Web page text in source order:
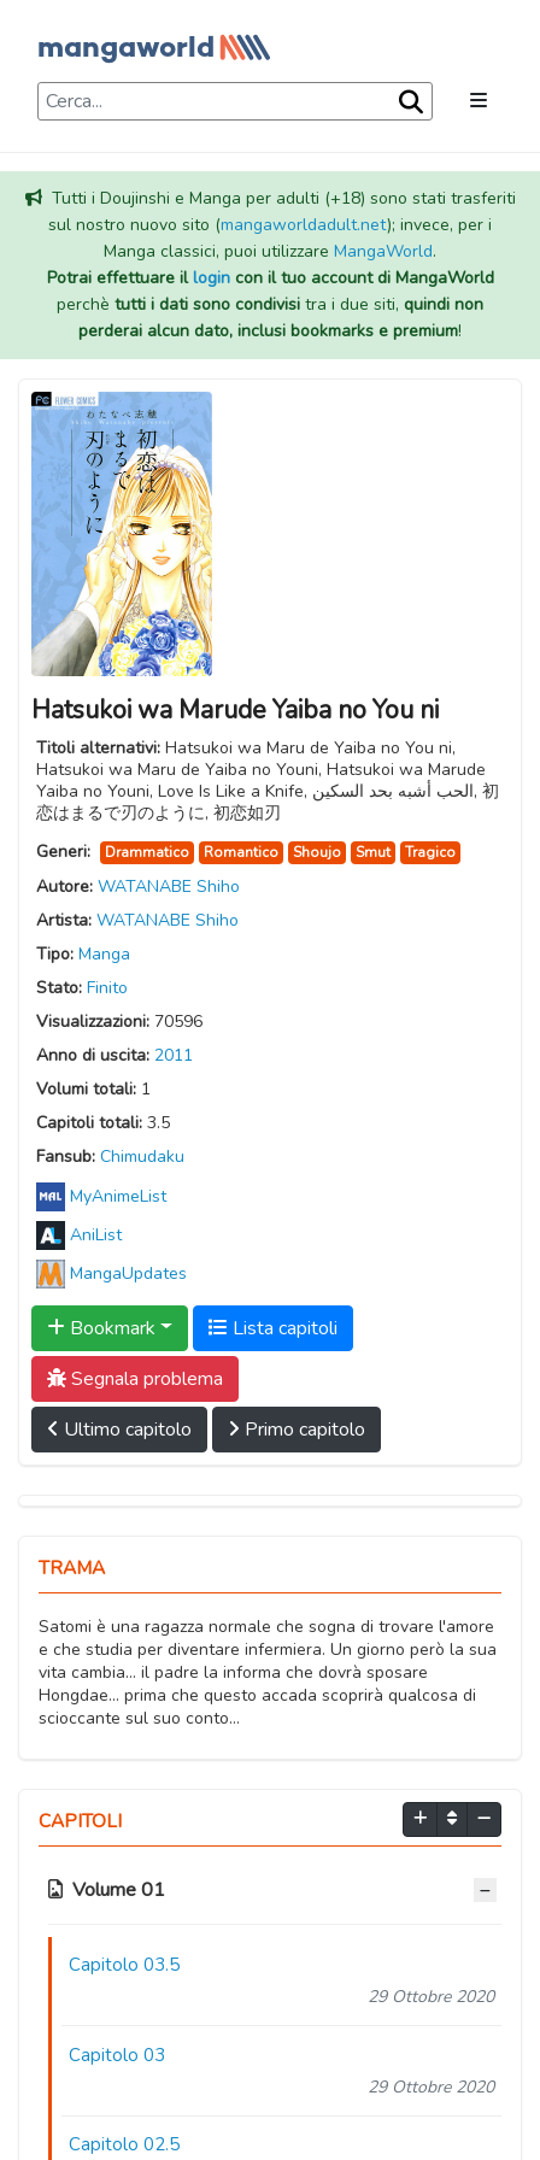
Tutti i Doujinshi e Manga per adulti (+18) sono stati trasferiti
sul nostro nuovo sito (mangaworldadult.net); invece, per i
Manga classici, puoi utilizzare MangaWorld.
Potrai effettuare illogincon il tuo account di MangaWorld
perchè tutti i dati sono condivisi tra i due siti, quindi non
perderai alcun dato, inclusi bookmarks e premium!
Hatsukoi wa Marude Yaiba no You ni
Titoli alternativi: Hatsukoi wa Maru de Yaiba no You ni,
Hatsukoi wa Maru de Yaiba no Youni, Hatsukoi wa Marude
Yaiba no Youni, Love Is Like a Knife, الحب أشبه بحد السكين, 初
恋はまるで刃のように, 初恋如刃
Generi:
Drammatico Romantico Shoujo Smut Tragico
Autore: WATANABE Shiho
Artista: WATANABE Shiho
Tipo: Manga
Stato: Finito
Visualizzazioni: 70596
Anno di uscita: 2011
Volumi totali: 1
Capitoli totali: 3.5
Fansub: Chimudaku
MyAnimeList
AniList
MangaUpdates
Bookmark
Lista capitoli
Segnala problema
Ultimo capitolo
Primo capitolo
TRAMA
Satomi è una ragazza normale che sogna di trovare l'amore
e che studia per diventare infermiera. Un giorno però la sua
vita cambia... il padre la informa che dovrà sposare
Hongdae... prima che questo accada scoprirà qualcosa di
scioccante sul suo conto...
CAPITOLI
Volume 01
Capitolo 03.5
29 Ottobre 2020
Capitolo 03
29 Ottobre 2020
Capitolo 02.5